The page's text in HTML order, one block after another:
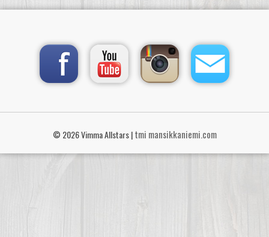
© 2026 Vimma Allstars |tmi mansikkaniemi.com